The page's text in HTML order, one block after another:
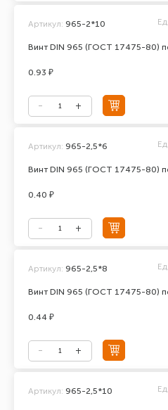
Винт DIN 965 (ГОСТ 17475-80)
Артикул: 965-2*10
0.93 ₽
Винт DIN 965 (ГОСТ 17475-80)
Артикул: 965-2,5*6
0.40 ₽
Винт DIN 965 (ГОСТ 17475-80)
Артикул: 965-2,5*8
0.44 ₽
Артикул: 965-2,5*10